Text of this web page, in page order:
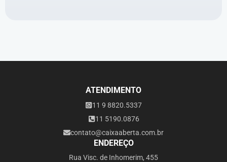
ATENDIMENTO
11 9 8820.5337
11 5190.0876
contato@caixaaberta.com.br
ENDEREÇO
Rua Visc. de Inhomerim, 455